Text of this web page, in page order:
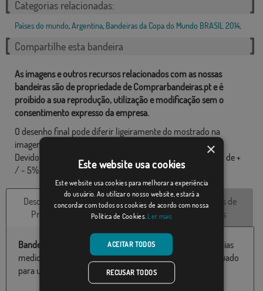
Categorias relacionadas:
Países do mundo,Argentina, Bandeiras da Copa do Mundo BRASIL 2014,
Compartilhe esta bandeira
As imagens e outros recursos relacionados com as nossas
bandeiras são de propriedade de Comprarbandeiras.pt e é
proibido a sua reprodução, utilização e modificação sem o
consentimento expresso da empresa.
O desenho final pode diferir ligeiramente do mostrado na
imagem, as bandeiras são fornecidas sem mastro.
Devido ao formato de produção, pode haver uma variação de +
/ - 5% nas dimensões finais e tons de cores.
Descrição do
Produto
Características
técnicas
Avaliações de
clientes
Bandeira de Argentina
disponível em 100% poliéster e várias
medidas de 060X100 até 150x300 particularmente adequado
para uso ao ar livre.
×
Este website usa cookies
Este website usa cookies para melhorar a experiência
do usuário. Ao utilizar o nosso website, estará a
concordar com todos os cookies de acordo com nossa
Política de Cookies. Ler mais
ACEITAR TODOS
RECUSAR TODOS